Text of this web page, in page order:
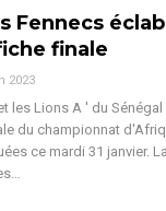
Fennecs
finale
2023
les Lions A ' du
du championnat
ce mardi 31 janvier.